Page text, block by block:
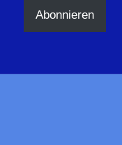
Abonnieren